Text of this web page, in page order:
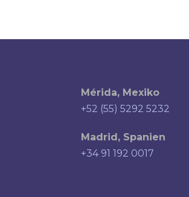
Mérida, Mexiko
+52 (55) 5292 5232
Madrid, Spanien
+34 91 192 0017